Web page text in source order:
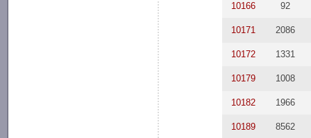
10166 92
10171 2086
10172 1331
10179 1008
10182 1966
10189 8562